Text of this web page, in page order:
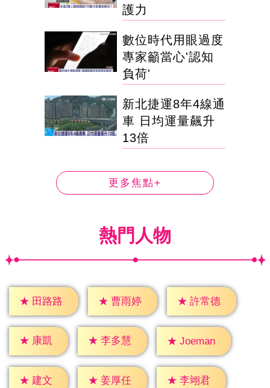
護力
數位時代用眼過度
專家籲當心'認知
負荷'
新北捷運8年4線通
車 日均運量飆升
13倍
更多焦點+
熱門人物
★ 田路路 ★ 曹雨婷 ★ 許常德
★ 康凱 ★ 李多慧 ★ Joeman
★ 建文 ★ 姜厚任 ★ 李翊君